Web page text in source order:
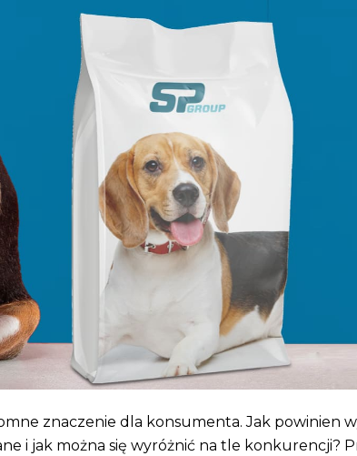
znaczenie dla konsumenta. Jak powinien
i jak można się wyróżnić na tle konkurencji?